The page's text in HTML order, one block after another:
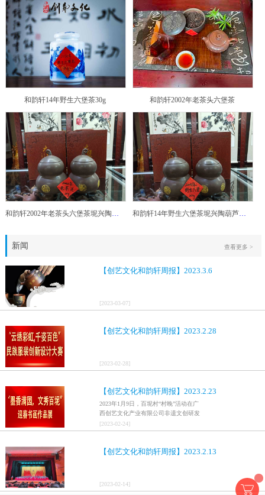
和韵轩14年野生六堡茶30g 和韵轩2002年老茶头六堡茶
和韵轩2002年老茶头六堡茶坭兴陶葫芦茶罐 和韵轩14年野生六堡茶坭兴陶葫芦茶罐
新闻
【创艺文化和韵轩周报】2023.3.6
[2023-03-07]
【创艺文化和韵轩周报】2023.2.28
[2023-02-28]
【创艺文化和韵轩周报】2023.2.23
2023年1月9日，百坭村“村晚”活动在广
西创艺文化产业有限公司非遗文创研发
基地、百色市乐业县百坭壮族织布技艺
传承创意基地正式开启，活动紧扣“启航
村特色设计舞美，突出乡村文艺新体
[2023-02-24]
【创艺文化和韵轩周报】2023.2.13
[2023-02-14]
查看更多 >